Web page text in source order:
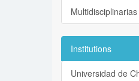
Multidisciplinarias
Institutions
Universidad de